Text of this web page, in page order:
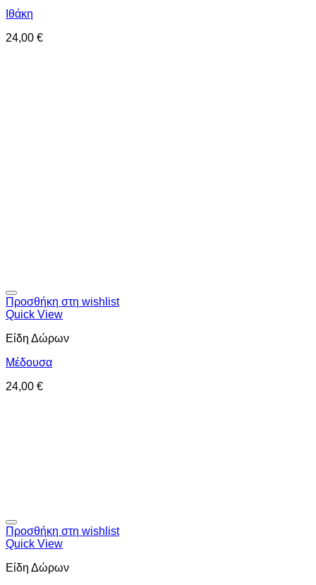
Ιθάκη
24,00 €
Προσθήκη στη wishlist
Quick View
Είδη Δώρων
Μέδουσα
24,00 €
Προσθήκη στη wishlist
Quick View
Είδη Δώρων